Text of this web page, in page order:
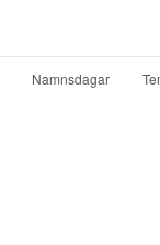
Namnsdagar